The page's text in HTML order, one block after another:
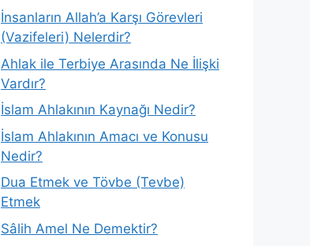
İnsanların Allah’a Karşı Görevleri
(Vazifeleri) Nelerdir?
Ahlak ile Terbiye Arasında Ne İlişki
Vardır?
İslam Ahlakının Kaynağı Nedir?
İslam Ahlakının Amacı ve Konusu
Nedir?
Dua Etmek ve Tövbe (Tevbe)
Etmek
Sâlih Amel Ne Demektir?